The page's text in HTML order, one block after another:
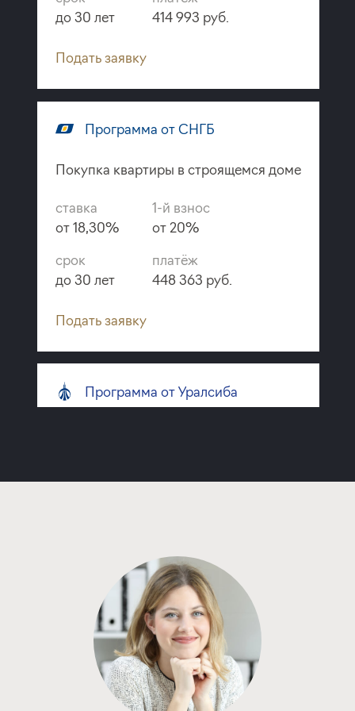
до 30 лет
414 993 руб.
Подать заявку
Программа от СНГБ
Покупка квартиры в строящемся доме
ставка
от 18,30%
1-й взнос
от 20%
срок
до 30 лет
платёж
448 363 руб.
Подать заявку
Программа от Уралсиба
Подать заявку
Программа от Банка Санкт-
Петербург